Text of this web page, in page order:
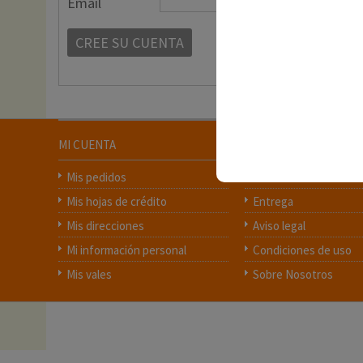
MI CUENTA
Mis pedidos
Mis hojas de crédito
Mis direcciones
Mi información personal
Mis vales
Entrega
Aviso legal
Condiciones de uso
Sobre Nosotros